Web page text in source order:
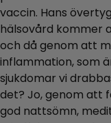
vaccin. Hans
hälsovård kommer
och då genom att
inflammation, som
sjukdomar vi
det? Jo, genom att
god nattsömn,